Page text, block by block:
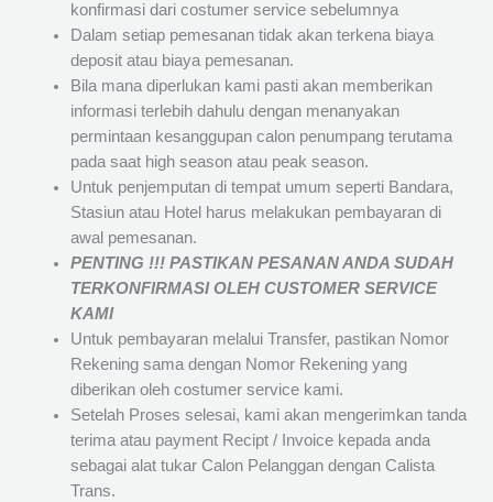
konfirmasi dari costumer service sebelumnya
Dalam setiap pemesanan tidak akan terkena biaya
deposit atau biaya pemesanan.
Bila mana diperlukan kami pasti akan memberikan
informasi terlebih dahulu dengan menanyakan
permintaan kesanggupan calon penumpang terutama
pada saat high season atau peak season.
Untuk penjemputan di tempat umum seperti Bandara,
Stasiun atau Hotel harus melakukan pembayaran di
awal pemesanan.
PENTING !!! PASTIKAN PESANAN ANDA SUDAH
TERKONFIRMASI OLEH CUSTOMER SERVICE
KAMI
Untuk pembayaran melalui Transfer, pastikan Nomor
Rekening sama dengan Nomor Rekening yang
diberikan oleh costumer service kami.
Setelah Proses selesai, kami akan mengerimkan tanda
terima atau payment Recipt / Invoice kepada anda
sebagai alat tukar Calon Pelanggan dengan Calista
Trans.